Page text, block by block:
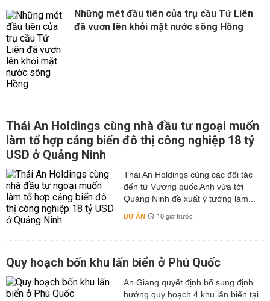
Những mét đầu tiên của trụ cầu Tứ Liên
đã vươn lên khỏi mặt nước sông Hồng
Thái An Holdings cùng nhà đầu tư ngoại muốn
làm tổ hợp cảng biển đô thị công nghiệp 18 tỷ
USD ở Quảng Ninh
Thái An Holdings cùng các đối tác
đến từ Vương quốc Anh vừa tới
Quảng Ninh đề xuất ý tưởng làm...
DỰ ÁN 10 giờ trước
Quy hoạch bốn khu lấn biển ở Phú Quốc
An Giang quyết định bổ sung định
hướng quy hoạch 4 khu lấn biển tại